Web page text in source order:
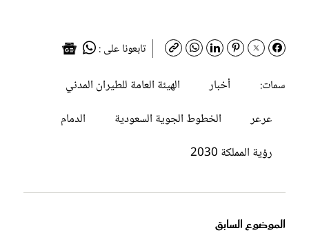
تابعونا على :
سمات:
أخبار
الهيئة العامة للطيران المدني
عرعر
الخطوط الجوية السعودية
الدمام
رؤية المملكة 2030
الموضوع السابق